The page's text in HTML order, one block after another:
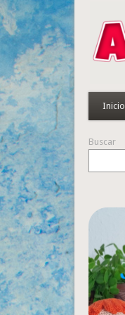
Inicio
Buscar